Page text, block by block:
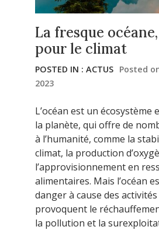
La fresque
pour le climat
POSTED IN : ACTUS Posted
2023
L’océan est un écosystème
la planète, qui offre de
à l’humanité, comme la
climat, la production
l’approvisionnement en
alimentaires. Mais l’océan
danger à cause des
provoquent le
la pollution et la